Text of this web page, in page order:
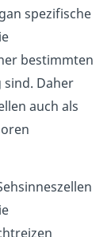
spezifische
bestimmten
Daher
auch als